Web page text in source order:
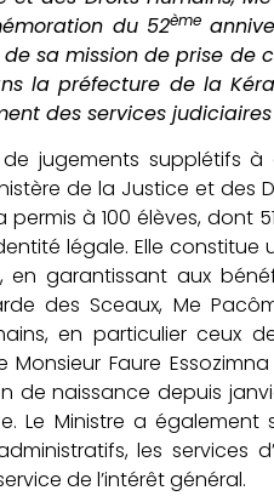
du 52ème
sa mission de prise de
la préfecture de la
des services
jugements supplétifs à
de la Justice et des
à 100 élèves, dont
légale. Elle
garantissant aux
des Sceaux, Me
en particulier ceux
Faure
naissance depuis
Le Ministre a également
les services
de l’intérêt général.